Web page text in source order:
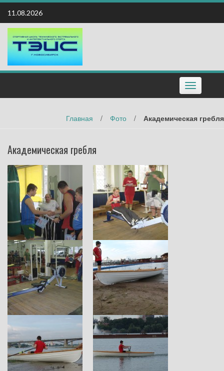
Наверх
11.08.2026
Toggle
navigation
Главная / Фото / Академическая гребля
Академическая гребля